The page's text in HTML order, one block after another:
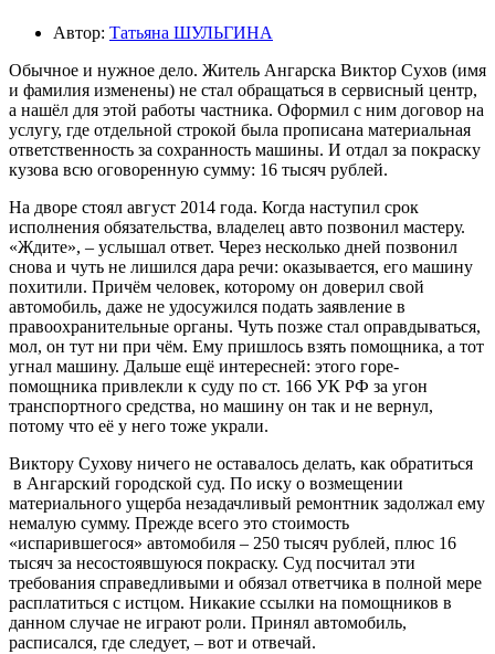
Автор: Татьяна ШУЛЬГИНА
Обычное и нужное дело. Житель Ангарска Виктор Сухов (имя
и фамилия изменены) не стал обращаться в сервисный центр,
а нашёл для этой работы частника. Оформил с ним договор на
услугу, где отдельной строкой была прописана материальная
ответственность за сохранность машины. И отдал за покраску
кузова всю оговоренную сумму: 16 тысяч рублей.
На дворе стоял август 2014 года. Когда наступил срок
исполнения обязательства, владелец авто позвонил мастеру.
«Ждите», – услышал ответ. Через несколько дней позвонил
снова и чуть не лишился дара речи: оказывается, его машину
похитили. Причём человек, которому он доверил свой
автомобиль, даже не удосужился подать заявление в
правоохранительные органы. Чуть позже стал оправдываться,
мол, он тут ни при чём. Ему пришлось взять помощника, а тот
угнал машину. Дальше ещё интересней: этого горе-
помощника привлекли к суду по ст. 166 УК РФ за угон
транспортного средства, но машину он так и не вернул,
потому что её у него тоже украли.
Виктору Сухову ничего не оставалось делать, как обратиться
в Ангарский городской суд. По иску о возмещении
материального ущерба незадачливый ремонтник задолжал ему
немалую сумму. Прежде всего это стоимость
«испарившегося» автомобиля – 250 тысяч рублей, плюс 16
тысяч за несостоявшуюся покраску. Суд посчитал эти
требования справедливыми и обязал ответчика в полной мере
расплатиться с истцом. Никакие ссылки на помощников в
данном случае не играют роли. Принял автомобиль,
расписался, где следует, – вот и отвечай.